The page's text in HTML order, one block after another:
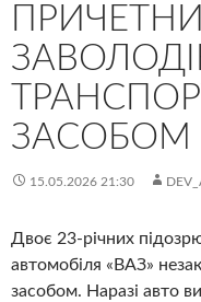
ЗАСОБОМ
15.05.2026 21:30
Двоє 23-річних
автомобіля «ВАЗ»
засобом. Наразі авто